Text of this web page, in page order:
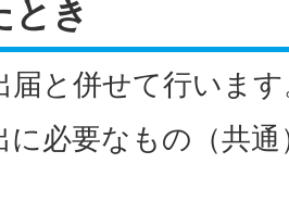
とき
届と併せて行いま
に必要なもの（共